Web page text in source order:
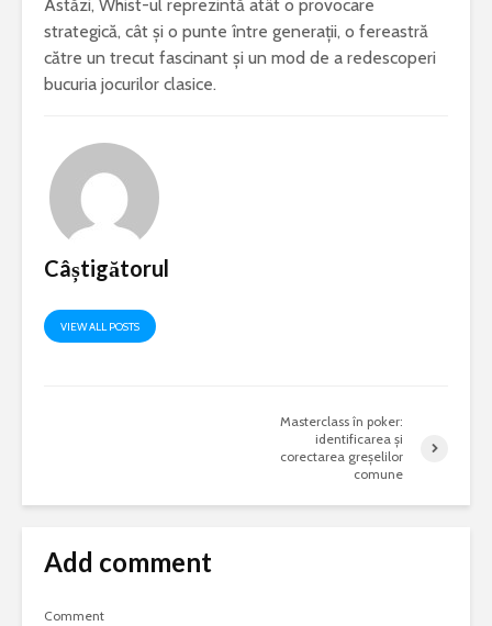
Astăzi, Whist-ul reprezintă atât o provocare
strategică, cât și o punte între generații, o fereastră
către un trecut fascinant și un mod de a redescoperi
bucuria jocurilor clasice.
Câștigătorul
VIEW ALL POSTS
Masterclass în poker:
identificarea și
corectarea greșelilor
comune
Add comment
Comment